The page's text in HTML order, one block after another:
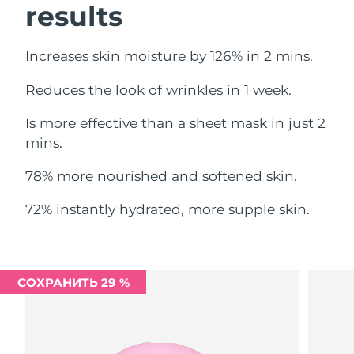
results
Increases skin moisture by 126% in 2 mins.
Reduces the look of wrinkles in 1 week.
Is more effective than a sheet mask in just 2
mins.
78% more nourished and softened skin.
72% instantly hydrated, more supple skin.
СОХРАНИТЬ 29 %
Ливан
Ожидаемая дата доставки
Люксембург
8/10/26
Малайзия
Ожидаемая дата доставки
8/13/26
Ожидаемая дата доставки